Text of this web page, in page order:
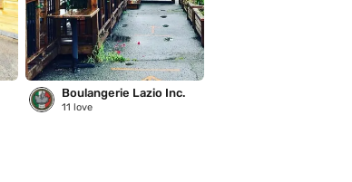
Boulangerie Lazio Inc.
11 love